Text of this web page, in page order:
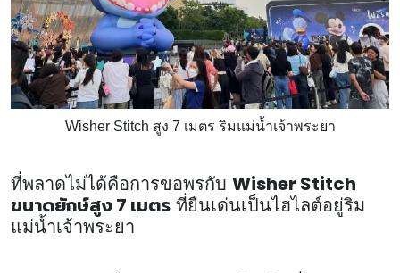
Wisher Stitch สูง 7 เมตร ริมแม่น้ำเจ้าพระยา
ที่พลาดไม่ได้คือการขอพรกับ Wisher Stitch
ขนาดยักษ์สูง 7 เมตร ที่ยืนเด่นเป็นไฮไลต์อยู่ริม
แม่น้ำเจ้าพระยา